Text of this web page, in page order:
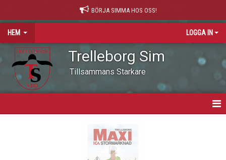
BÖRJA SIMMA HOS OSS!
HEM LOGGA IN
Trelleborg Sim
Tillsammans Starkare